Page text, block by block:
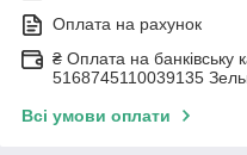
Оплата на рахунок
₴ Оплата на банківську
5168745110039135
Всі умови оплати